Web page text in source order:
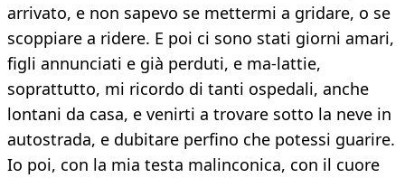
arrivato, e non sapevo se mettermi a gridare, o se
scoppiare a ridere. E poi ci sono stati giorni amari,
figli annunciati e già perduti, e ma-lattie,
soprattutto, mi ricordo di tanti ospedali, anche
lontani da casa, e venirti a trovare sotto la neve in
autostrada, e dubitare perfino che potessi guarire.
Io poi, con la mia testa malinconica, con il cuore